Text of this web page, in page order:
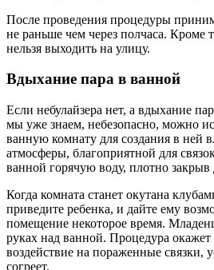
После проведения процедуры
не раньше чем через полчаса. Кроме
нельзя выходить на улицу.
Вдыхание пара в ванной
Если небулайзера нет, а вдыхание
мы уже знаем, небезопасно, можно
ванную комнату для создания в ней
атмосферы, благоприятной для
ванной горячую воду, плотно
Когда комната станет окутана
приведите ребенка, и дайте ему
помещение некоторое время.
руках над ванной. Процедура окажет
воздействие на пораженные связки,
согреет.